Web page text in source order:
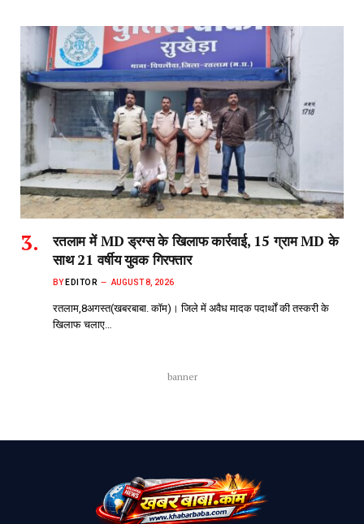
रतलाम में MD ड्रग्स के खिलाफ कार्रवाई, 15 ग्राम MD के
साथ 21 वर्षीय युवक गिरफ्तार
BY EDITOR AUGUST 8, 2026
रतलाम,8अगस्त(खबरबाबा. कॉम)। जिले में अवैध मादक पदार्थों की तस्करी के
खिलाफ चलाए…
banner